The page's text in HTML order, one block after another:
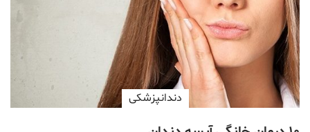
دندانپزشکی